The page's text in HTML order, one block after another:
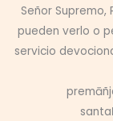
Señor Supremo,
pueden verlo o
servicio